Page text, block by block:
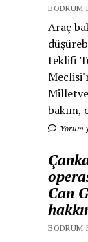
BODRUM
Araç
teklifi
bakım,
Yorum
Can
BODRUM